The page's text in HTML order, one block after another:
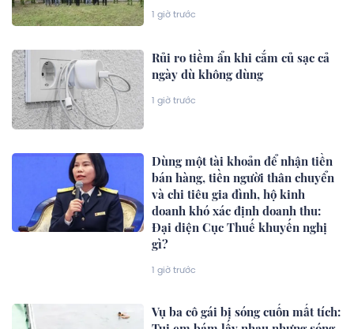
1 giờ trước
Rủi ro tiềm ẩn khi cắm củ sạc cả
ngày dù không dùng
1 giờ trước
Dùng một tài khoản để nhận tiền
bán hàng, tiền người thân chuyển
và chi tiêu gia đình, hộ kinh
doanh khó xác định doanh thu:
Đại diện Cục Thuế khuyến nghị
gì?
1 giờ trước
Vụ ba cô gái bị sóng cuốn mất tích: